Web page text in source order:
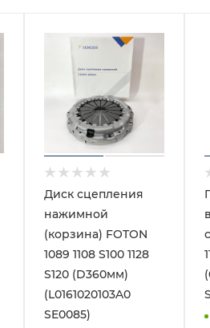
Диск сцепления
нажимной
(корзина) FOTON
1089 1108 S100 1128
S120 (D360мм)
(L0161020103A0
SE0085)